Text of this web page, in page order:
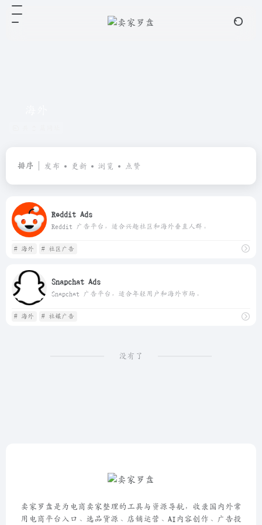
排序 发布 更新 浏览 点赞
Reddit Ads
Reddit 广告平台，适合兴趣社区和海外垂直人群。
# 海外 # 社区广告
Snapchat Ads
Snapchat 广告平台，适合年轻用户和海外市场。
# 海外 # 社媒广告
没有了
卖家罗盘是为电商卖家整理的工具与资源导航，收录国内外常
用电商平台入口、选品货源、店铺运营、AI内容创作、广告投